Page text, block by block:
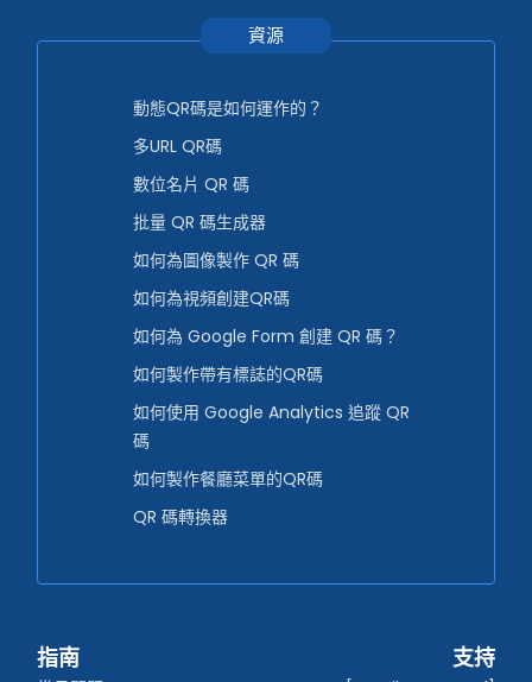
資源
動態QR碼是如何運作的？
多URL QR碼
數位名片 QR 碼
批量 QR 碼生成器
如何為圖像製作 QR 碼
如何為視頻創建QR碼
如何為 Google Form 創建 QR 碼？
如何製作帶有標誌的QR碼
如何使用 Google Analytics 追蹤 QR
碼
如何製作餐廳菜單的QR碼
QR 碼轉換器
指南 支持